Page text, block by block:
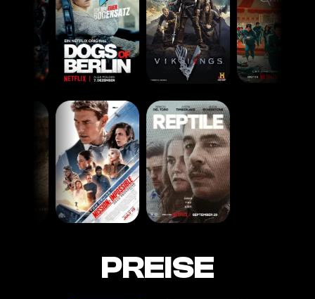
PREISE